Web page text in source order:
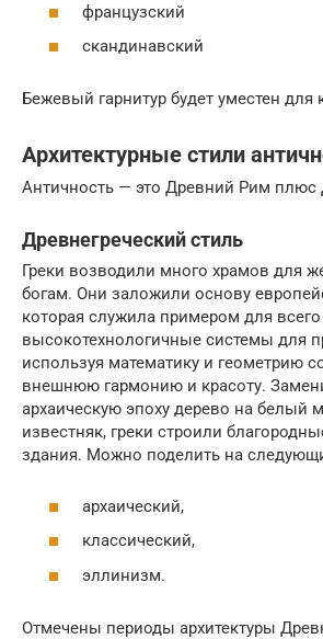
французский
скандинавский
Бежевый гарнитур будет уместен для
Архитектурные стили
Античность — это Древний Рим плюс
Древнегреческий стиль
Греки возводили много храмов для
богам. Они заложили основу
которая служила примером для
высокотехнологичные системы для
используя математику и геометрию
внешнюю гармонию и красоту.
архаическую эпоху дерево на белый
известняк, греки строили
здания. Можно поделить на
архаический,
классический,
эллинизм.
Отмечены периоды архитектуры